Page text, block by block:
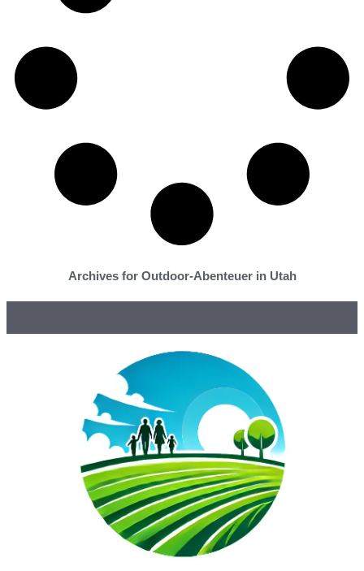
Archives for Outdoor-Abenteuer in Utah